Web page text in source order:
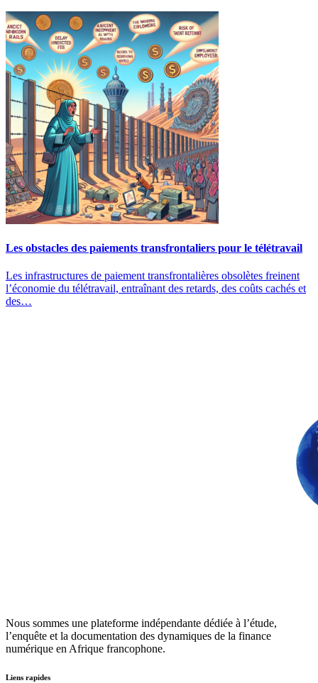
Les obstacles des paiements transfrontaliers pour le télétravail
Les infrastructures de paiement transfrontalières obsolètes freinent
l’économie du télétravail, entraînant des retards, des coûts cachés et
des…
Nous sommes une plateforme indépendante dédiée à l’étude,
l’enquête et la documentation des dynamiques de la finance
numérique en Afrique francophone.
Liens rapides